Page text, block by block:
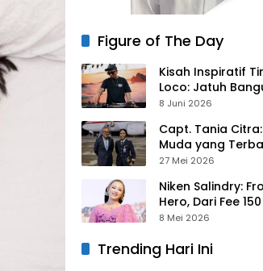
Figure of The Day
Kisah Inspiratif
Loco: Jatuh
Pelayanan
8 Juni 2026
Capt. Tania
Muda yang
Pesawat
27 Mei 2026
Niken Salindry:
Hero, Dari Fee
Punya Aset
8 Mei 2026
Trending Hari Ini